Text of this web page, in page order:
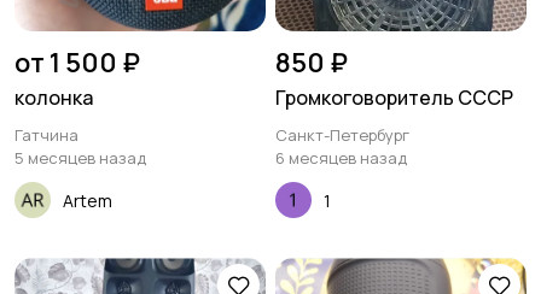
от 1 500 ₽
колонка
Гатчина
5 месяцев назад
Artem
850 ₽
Громкоговоритель СССР
Санкт-Петербург
6 месяцев назад
1